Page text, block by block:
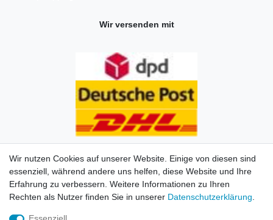
Wir versenden mit
Impressum Daten­schutz­erklärung AGB Kontakt
Wir nutzen Cookies auf unserer Website. Einige von diesen sind
essenziell, während andere uns helfen, diese Website und Ihre
Erfahrung zu verbessern. Weitere Informationen zu Ihren
Rechten als Nutzer finden Sie in unserer Daten­schutz­erklärung